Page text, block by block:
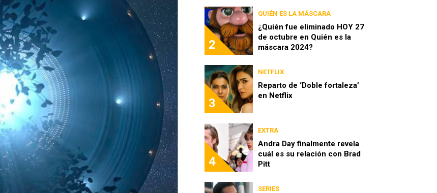
2
QUIÉN ES LA MÁSCARA
¿Quién fue eliminado HOY 27
de octubre en Quién es la
máscara 2024?
3
NETFLIX
Reparto de ‘Doble fortaleza’
en Netflix
4
EXTRA
Andra Day finalmente revela
cuál es su relación con Brad
Pitt
SERIES